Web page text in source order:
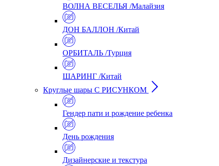
ВОЛНА ВЕСЕЛЬЯ /Малайзия
ДОН БАЛЛОН /Китай
ОРБИТАЛЬ /Турция
ШАРИНГ /Китай
Круглые шары С РИСУНКОМ
Гендер пати и рождение ребенка
День рождения
Дизайнерские и текстура